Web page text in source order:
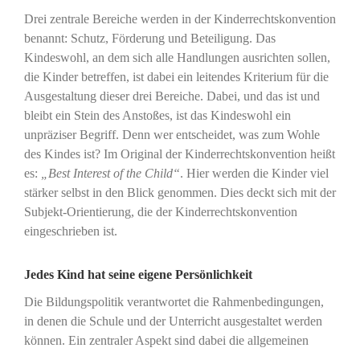
Drei zentrale Bereiche werden in der Kinderrechtskonvention
benannt: Schutz, Förderung und Beteiligung. Das
Kindeswohl, an dem sich alle Handlungen ausrichten sollen,
die Kinder betreffen, ist dabei ein leitendes Kriterium für die
Ausgestaltung dieser drei Bereiche. Dabei, und das ist und
bleibt ein Stein des Anstoßes, ist das Kindeswohl ein
unpräziser Begriff. Denn wer entscheidet, was zum Wohle
des Kindes ist? Im Original der Kinderrechtskonvention heißt
es:
„Best Interest of the Child“. Hier werden die Kinder viel
stärker selbst in den Blick genommen. Dies deckt sich mit der
Subjekt-Orientierung, die der Kinderrechtskonvention
eingeschrieben ist.
Jedes Kind hat seine eigene Persönlichkeit
Die Bildungspolitik verantwortet die Rahmenbedingungen,
in denen die Schule und der Unterricht ausgestaltet werden
können. Ein zentraler Aspekt sind dabei die allgemeinen